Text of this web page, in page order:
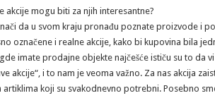
akcije mogu biti za njih interesantne?
da u svom kraju pronađu poznate proizvode i
označene i realne akcije, kako bi kupovina bila
imate prodajne objekte najčešće ističu su to da vi
akcije“, i to nam je veoma važno. Za nas akcija
koji su svakodnevno potrebni. Posebno